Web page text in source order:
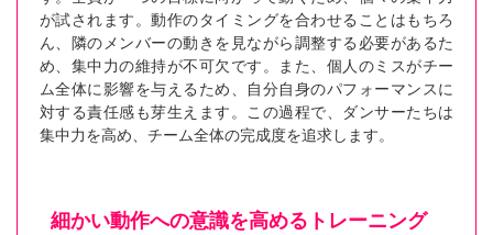
が試されます。動作のタイミングを合わせることはもちろ
ん、隣のメンバーの動きを見ながら調整する必要があるた
め、集中力の維持が不可欠です。また、個人のミスがチー
ム全体に影響を与えるため、自分自身のパフォーマンスに
対する責任感も芽生えます。この過程で、ダンサーたちは
集中力を高め、チーム全体の完成度を追求します。
細かい動作への意識を高めるトレーニング